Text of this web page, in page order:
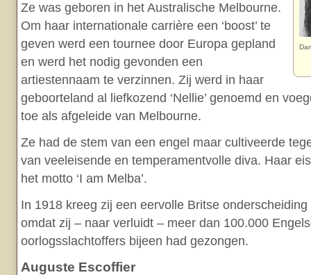
Ze was geboren in het Australische Melbourne.
Om haar internationale carrière een ‘boost’ te
geven werd een tournee door Europa gepland
en werd het nodig gevonden een
artiestennaam te verzinnen. Zij werd in haar
geboorteland al liefkozend ‘Nellie’ genoemd en
toe als afgeleide van Melbourne.
Ze had de stem van een engel maar cultiveerde
van veeleisende en temperamentvolle diva. Haar
het motto ‘I am Melba’.
In 1918 kreeg zij een eervolle Britse onderscheiding
omdat zij – naar verluidt – meer dan 100.000
oorlogsslachtoffers bijeen had gezongen.
Auguste Escoffier